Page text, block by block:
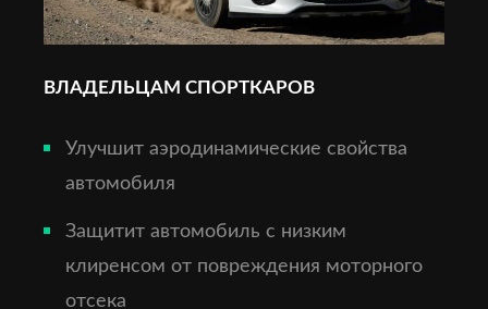
ВЛАДЕЛЬЦАМ СПОРТКАРОВ
Улучшит аэродинамические свойства
автомобиля
Защитит автомобиль с низким
клиренсом от повреждения моторного
отсека